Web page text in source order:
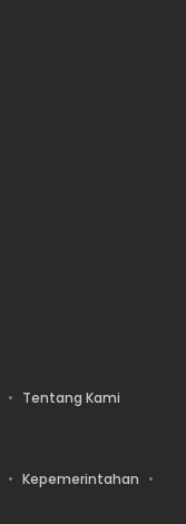
Tentang Kami
Kepemerintahan